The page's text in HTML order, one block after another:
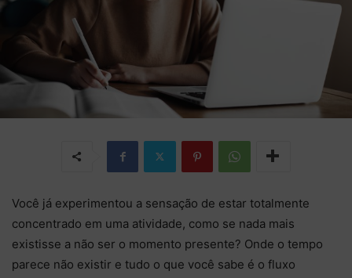
Você já experimentou a sensação de estar totalmente
concentrado em uma atividade, como se nada mais
existisse a não ser o momento presente? Onde o tempo
parece não existir e tudo o que você sabe é o fluxo